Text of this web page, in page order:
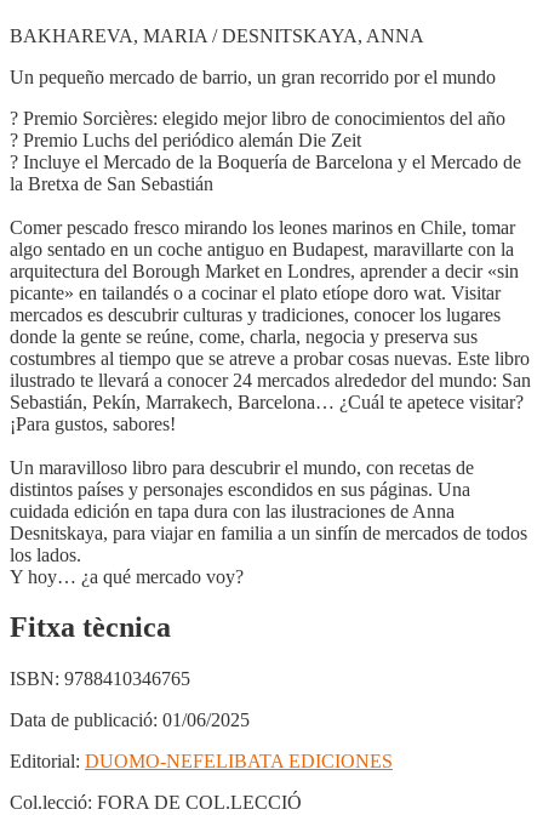
BAKHAREVA, MARIA / DESNITSKAYA, ANNA
Un pequeño mercado de barrio, un gran recorrido por el mundo
? Premio Sorcières: elegido mejor libro de conocimientos del año
? Premio Luchs del periódico alemán Die Zeit
? Incluye el Mercado de la Boquería de Barcelona y el Mercado de
la Bretxa de San Sebastián
Comer pescado fresco mirando los leones marinos en Chile, tomar
algo sentado en un coche antiguo en Budapest, maravillarte con la
arquitectura del Borough Market en Londres, aprender a decir «sin
picante» en tailandés o a cocinar el plato etíope doro wat. Visitar
mercados es descubrir culturas y tradiciones, conocer los lugares
donde la gente se reúne, come, charla, negocia y preserva sus
costumbres al tiempo que se atreve a probar cosas nuevas. Este libro
ilustrado te llevará a conocer 24 mercados alrededor del mundo: San
Sebastián, Pekín, Marrakech, Barcelona… ¿Cuál te apetece visitar?
¡Para gustos, sabores!
Un maravilloso libro para descubrir el mundo, con recetas de
distintos países y personajes escondidos en sus páginas. Una
cuidada edición en tapa dura con las ilustraciones de Anna
Desnitskaya, para viajar en familia a un sinfín de mercados de todos
los lados.
Y hoy… ¿a qué mercado voy?
Fitxa tècnica
ISBN: 9788410346765
Data de publicació: 01/06/2025
Editorial: DUOMO-NEFELIBATA EDICIONES
Col.lecció: FORA DE COL.LECCIÓ